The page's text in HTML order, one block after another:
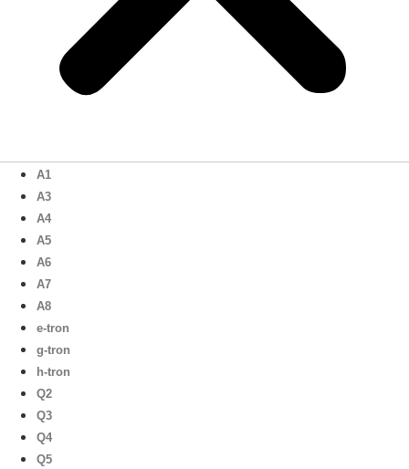
A1
A3
A4
A5
A6
A7
A8
e-tron
g-tron
h-tron
Q2
Q3
Q4
Q5